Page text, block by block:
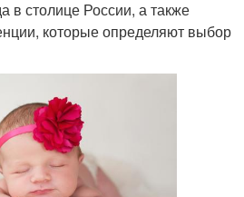
в столице России, а также
которые определяют выбор